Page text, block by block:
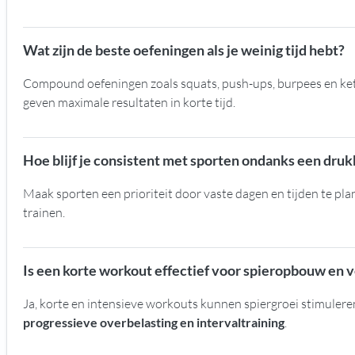
Wat zijn de beste oefeningen als je weinig tijd hebt?
Compound oefeningen zoals squats, push-ups, burpees en
geven maximale resultaten in korte tijd.
Hoe blijf je consistent met sporten ondanks een
Maak sporten een prioriteit door vaste dagen en tijden te
trainen.
Is een korte workout effectief voor spieropbouw en
Ja, korte en intensieve workouts kunnen spiergroei
progressieve overbelasting en intervaltraining.